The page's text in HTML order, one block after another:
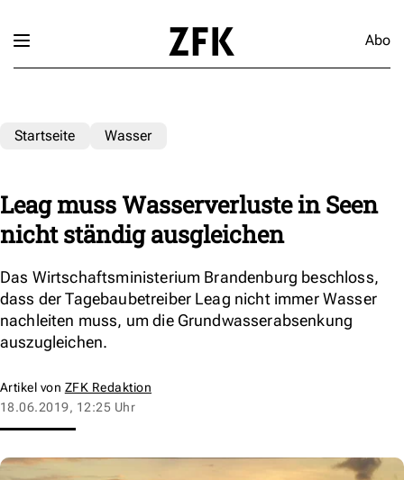
Abo
Startseite Wasser
Leag muss Wasserverluste in Seen
nicht ständig ausgleichen
Das Wirtschaftsministerium Brandenburg beschloss,
dass der Tagebaubetreiber Leag nicht immer Wasser
nachleiten muss, um die Grundwasserabsenkung
auszugleichen.
Artikel von ZFK Redaktion
18.06.2019, 12:25 Uhr